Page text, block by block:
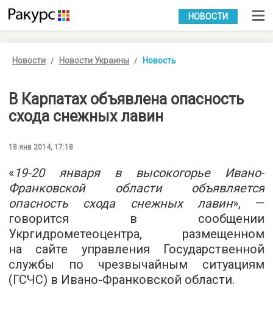
УКР РУС
НОВОСТИ
Новости Новости Украины Новость
В Карпатах объявлена опасность
схода снежных лавин
18 янв 2014, 17:18
«19-20 января в высокогорье Ивано-
Франковской области объявляется
опасность схода снежных лавин», —
говорится в сообщении
Укргидрометеоцентра, размещенном
на сайте управления Государственной
службы по чрезвычайным ситуациям
(ГСЧС) в Ивано-Франковской области.